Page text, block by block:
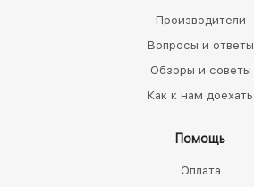
Производители
Вопросы и ответы
Обзоры и советы
Как к нам доехать
Помощь
Оплата